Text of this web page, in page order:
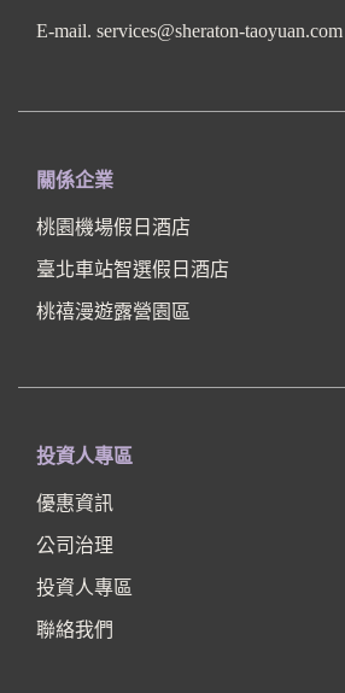
E-mail. services@sheraton-taoyuan.com
關係企業
桃園機場假日酒店
臺北車站智選假日酒店
桃禧漫遊露營園區
投資人專區
優惠資訊
公司治理
投資人專區
聯絡我們